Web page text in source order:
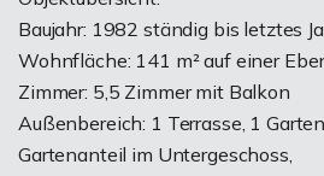
Baujahr: 1982 ständig bis letztes
Wohnfläche: 141 m² auf einer
Zimmer: 5,5 Zimmer mit Balkon
Außenbereich: 1 Terrasse, 1
Gartenanteil im Untergeschoss,